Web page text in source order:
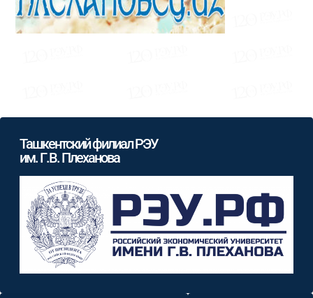
Ташкентский филиал РЭУ
им. Г.В. Плеханова